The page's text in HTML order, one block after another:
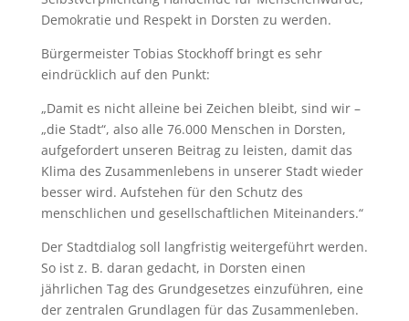
Demokratie und Respekt in Dorsten zu werden.
Bürgermeister Tobias Stockhoff bringt es sehr
eindrücklich auf den Punkt:
„Damit es nicht alleine bei Zeichen bleibt, sind wir –
„die Stadt“, also alle 76.000 Menschen in Dorsten,
aufgefordert unseren Beitrag zu leisten, damit das
Klima des Zusammenlebens in unserer Stadt wieder
besser wird. Aufstehen für den Schutz des
menschlichen und gesellschaftlichen Miteinanders.“
Der Stadtdialog soll langfristig weitergeführt werden.
So ist z. B. daran gedacht, in Dorsten einen
jährlichen Tag des Grundgesetzes einzuführen, eine
der zentralen Grundlagen für das Zusammenleben.